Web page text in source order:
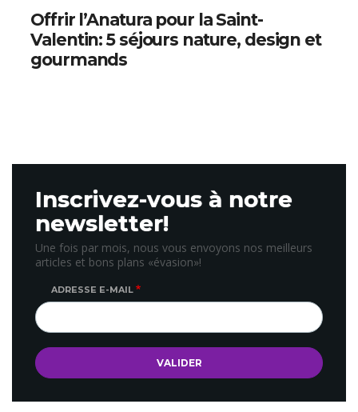
Offrir l’Anatura pour la Saint-
Valentin: 5 séjours nature, design et
gourmands
Inscrivez-vous à notre
newsletter!
Une fois par mois, nous vous envoyons nos meilleurs
articles et bons plans «évasion»!
ADRESSE E-MAIL